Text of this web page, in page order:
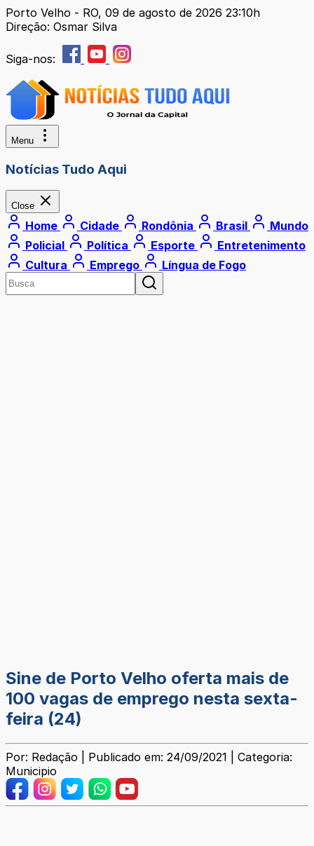
Porto Velho - RO, 09 de agosto de 2026 23:10h
Direção: Osmar Silva
Siga-nos:
Menu
Notícias Tudo Aqui
Close
Home Cidade Rondônia Brasil
Mundo
Policial
Política Esporte
Entretenimento
Cultura
Emprego Língua de Fogo
Sine de Porto Velho oferta mais de
100 vagas de emprego nesta sexta-
feira (24)
Por: Redação | Publicado em: 24/09/2021 | Categoria:
Municipio